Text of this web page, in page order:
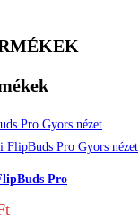
Gyors nézet
Gyors nézet
Pro